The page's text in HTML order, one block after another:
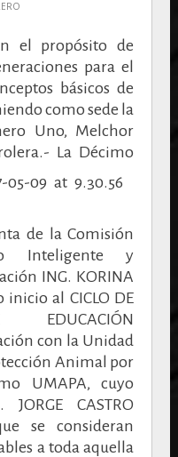
el propósito de
para el
básicos de
como sede la
Uno, Melchor
La Décimo
de la Comisión
Inteligente y
ING. KORINA
inicio al CICLO DE
EDUCACIÓN
con la Unidad
Animal por
UMAPA, cuyo
CASTRO
se consideran
a toda aquella